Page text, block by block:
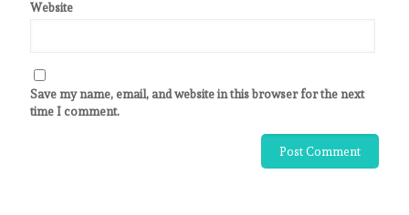
Website
Save my name, email, and website in this browser for the next
time I comment.